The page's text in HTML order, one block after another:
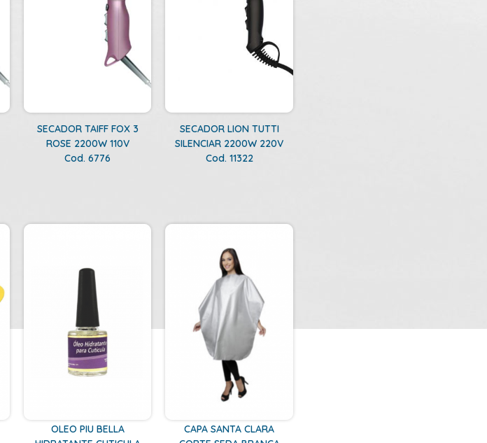
SECADOR TAIFF FOX 3
ROSE 2200W 110V
Cod. 6776
SECADOR LION TUTTI
SILENCIAR 2200W 220V
Cod. 11322
OLEO PIU BELLA
CAPA SANTA CLARA